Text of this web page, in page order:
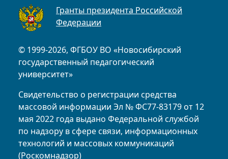
© 1999-2026, ФГБОУ ВО «Новосибирский
государственный педагогический
университет»
Свидетельство о регистрации средства
массовой информации Эл № ФС77-83179 от 12
мая 2022 года выдано Федеральной службой
по надзору в сфере связи, информационных
технологий и массовых коммуникаций
(Роскомнадзор)
Гранты президента Российской
Федерации